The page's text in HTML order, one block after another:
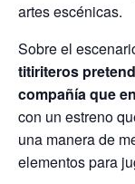
artes escénicas.
Sobre el
titiriteros
compañía que
con un estreno
una manera de
elementos para